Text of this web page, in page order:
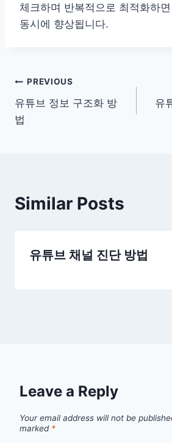
체크하며 반복적으로 최적화하
동시에 향상됩니다.
Post
navigation
PREVIOUS
유튜브 정보 구조화 방
법
유
Similar Posts
유튜브 채널 진단 방법
Leave a Reply
Your email address will not be
marked *